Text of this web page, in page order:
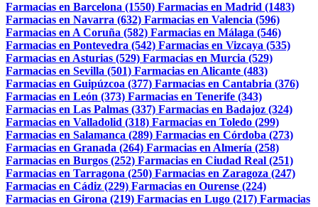
Farmacias en Barcelona (1550) Farmacias en Madrid (1483)
Farmacias en Navarra (632) Farmacias en Valencia (596)
Farmacias en A Coruña (582) Farmacias en Málaga (546)
Farmacias en Pontevedra (542) Farmacias en Vizcaya (535)
Farmacias en Asturias (529) Farmacias en Murcia (529)
Farmacias en Sevilla (501) Farmacias en Alicante (483)
Farmacias en Guipúzcoa (377) Farmacias en Cantabria (376)
Farmacias en León (373) Farmacias en Tenerife (343)
Farmacias en Las Palmas (337) Farmacias en Badajoz (324)
Farmacias en Valladolid (318) Farmacias en Toledo (299)
Farmacias en Salamanca (289) Farmacias en Córdoba (273)
Farmacias en Granada (264) Farmacias en Almería (258)
Farmacias en Burgos (252) Farmacias en Ciudad Real (251)
Farmacias en Tarragona (250) Farmacias en Zaragoza (247)
Farmacias en Cádiz (229) Farmacias en Ourense (224)
Farmacias en Girona (219) Farmacias en Lugo (217) Farmacias